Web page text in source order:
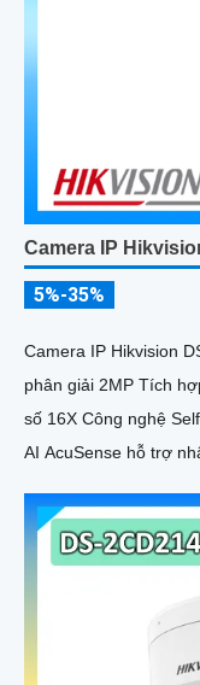
Camera IP
5%-35%
Camera IP Hikvision
phân giải 2MP Tích
số 16X Công nghệ
AI AcuSense hỗ trợ